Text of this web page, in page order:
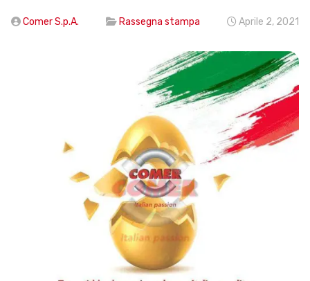
Comer S.p.A. Rassegna stampa Aprile 2, 2021